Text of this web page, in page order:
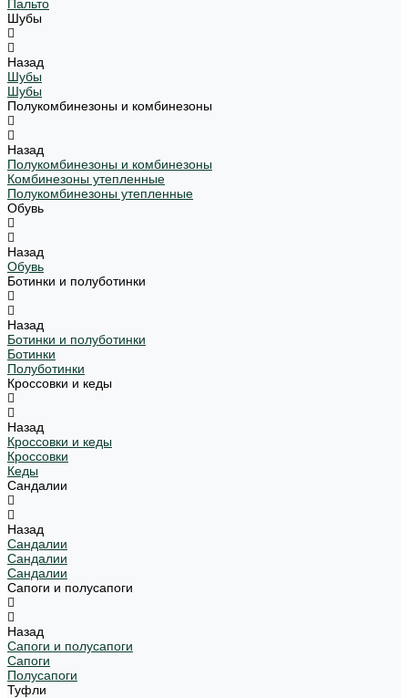
Пальто
Шубы
Назад
Шубы
Шубы
Полукомбинезоны и комбинезоны
Назад
Полукомбинезоны и комбинезоны
Комбинезоны утепленные
Полукомбинезоны утепленные
Обувь
Назад
Обувь
Ботинки и полуботинки
Назад
Ботинки и полуботинки
Ботинки
Полуботинки
Кроссовки и кеды
Назад
Кроссовки и кеды
Кроссовки
Кеды
Сандалии
Назад
Сандалии
Сандалии
Сандалии
Сапоги и полусапоги
Назад
Сапоги и полусапоги
Сапоги
Полусапоги
Туфли